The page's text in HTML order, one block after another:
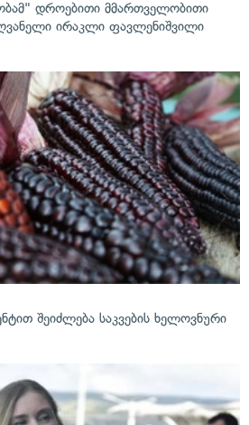
დროებითი მმართველობითი
ირაკლი ფავლენიშვილი
შეიძლება საკვების ხელოვნური